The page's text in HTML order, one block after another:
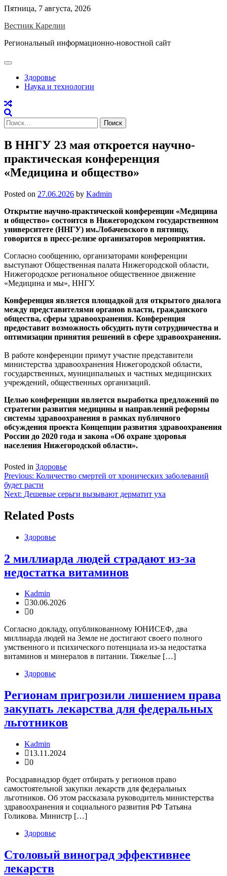
Skip
content
Пятница, 7 августа, 2026
Вестник Карелии
Региональный информационно-новостной сайт
Здоровье
Наука и технологии
Найти:
В ННГУ 23 мая откроется научно-
практическая конференция
«Медицина и общество»
Posted on 27.06.2026 by Kadmin
Открытие научно-практической конференции «Медицина
и общество» состоится в Нижегородском государственном
университете (ННГУ) им.Лобачевского в пятницу,
говорится в пресс-релизе организаторов мероприятия.
Согласно сообщению, организаторами конференции
выступают Общественная палата Нижегородской области,
Нижегородское региональное общественное движение
«Медицина и мы», ННГУ.
Конференция является площадкой для открытого диалога
между представителями органов власти, гражданского
общества, сферы здравоохранения. Конференция
предоставит возможность обсудить пути сотрудничества и
оптимизации принятия решений в сфере здравоохранения.
В работе конференции примут участие представители
министерства здравоохранения Нижегородской области,
государственных, муниципальных и частных медицинских
учреждений, общественных организаций.
Целью конференции является выработка предложений по
стратегии развития медицины и направлений реформы
системы здравоохранения в рамках публичного
обсуждения проекта Концепции развития здравоохранения
России до 2020 года и закона «Об охране здоровья
населения Нижегородской области».
Posted in Здоровье
Навигация
по
Previous: Количество смертей от хронических заболеваний
будет расти
Next: Дешевые серьги вызывают дерматит уха
Related Posts
Здоровье
2 миллиарда людей страдают из-за
недостатка витаминов
Kadmin
30.06.2026
0
Согласно докладу, опубликованному ЮНИСЕФ, два
миллиарда людей на Земле не достигают своего полного
умственного и психического потенциала из-за недостатка
витаминов и минералов в питании. Тяжелые […]
Здоровье
Регионам пригрозили лишением права
закупать лекарства для федеральных
льготников
Kadmin
13.11.2024
0
Росздравнадзор будет отбирать у регионов право
самостоятельной закупки лекарств для федеральных
льготников. Об этом рассказала руководитель министерства
здравоохранения и социального развития РФ Татьяна
Голикова. Министр […]
Здоровье
Столовый виноград эффективнее
лекарств